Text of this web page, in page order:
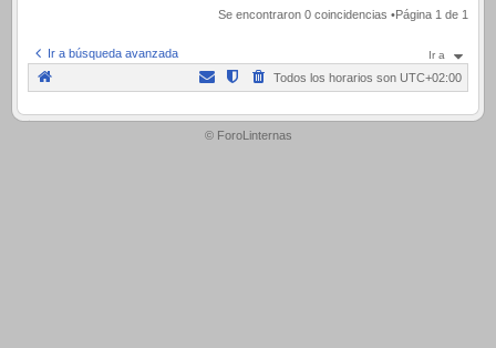
Se encontraron 0 coincidencias •Página 1 de 1
Ir a búsqueda avanzada Ir a
Todos los horarios son UTC+02:00
.
© ForoLinternas